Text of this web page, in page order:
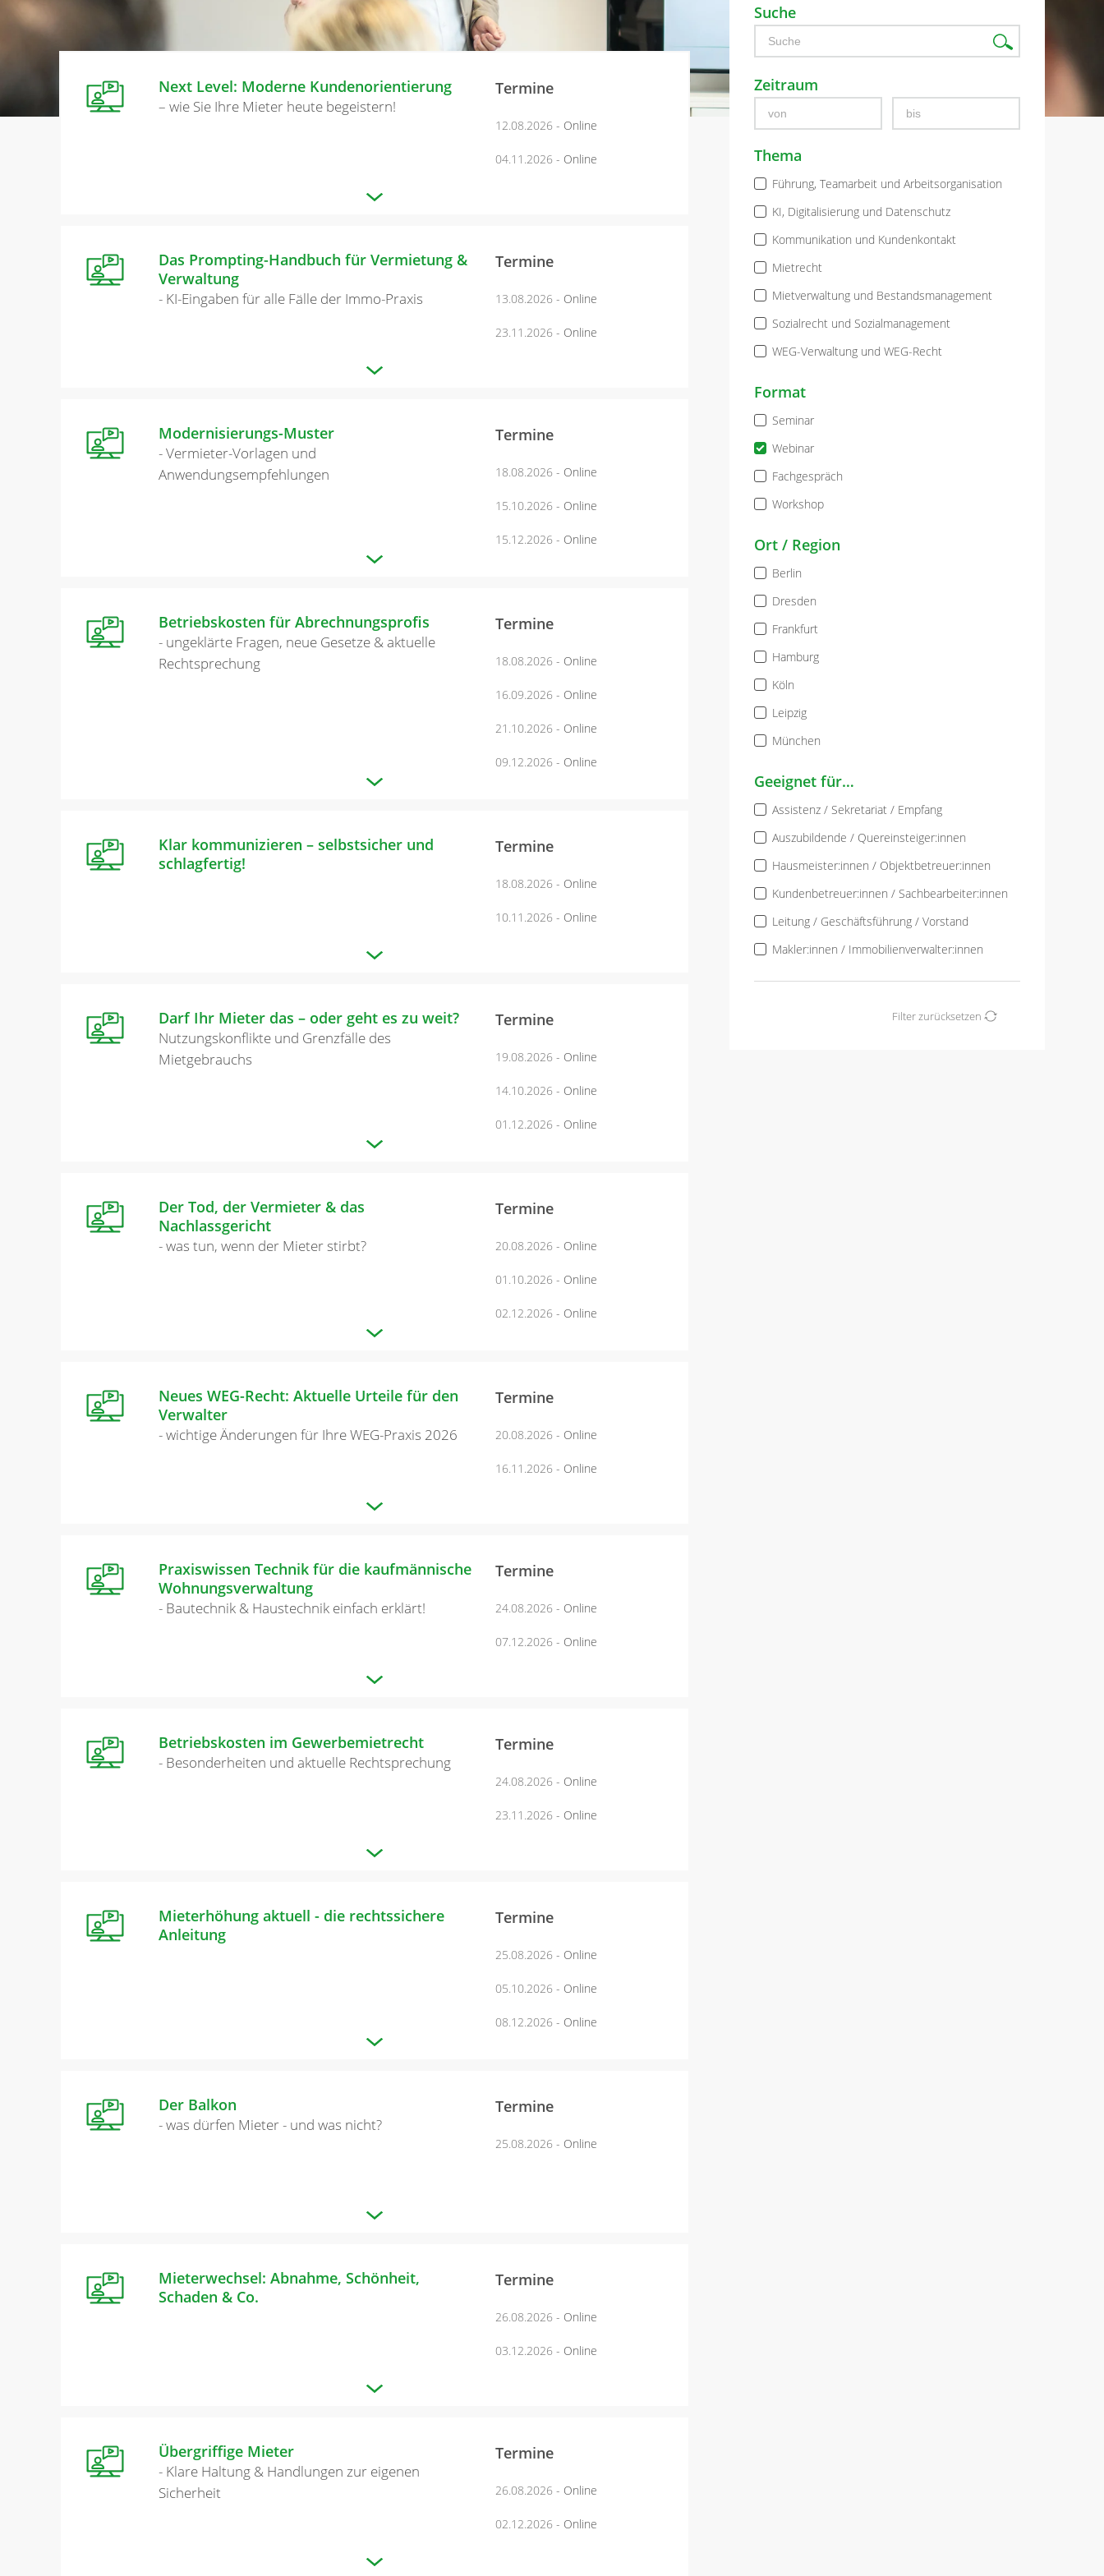
Next Level: Moderne Kundenorientierung
– wie Sie Ihre Mieter heute begeistern!
Termine
12.08.2026- Online
04.11.2026- Online
Das Prompting-Handbuch für Vermietung &
Verwaltung
- KI-Eingaben für alle Fälle der Immo-Praxis
Termine
13.08.2026- Online
23.11.2026- Online
Modernisierungs-Muster
- Vermieter-Vorlagen und
Anwendungsempfehlungen
Termine
18.08.2026- Online
15.10.2026- Online
15.12.2026- Online
Betriebskosten für Abrechnungsprofis
- ungeklärte Fragen, neue Gesetze & aktuelle
Rechtsprechung
Termine
18.08.2026- Online
16.09.2026- Online
21.10.2026- Online
09.12.2026- Online
Klar kommunizieren – selbstsicher und
schlagfertig!
Termine
18.08.2026- Online
10.11.2026- Online
Darf Ihr Mieter das – oder geht es zu weit?
Nutzungskonflikte und Grenzfälle des
Mietgebrauchs
Termine
19.08.2026- Online
14.10.2026- Online
01.12.2026- Online
Der Tod, der Vermieter & das
Nachlassgericht
- was tun, wenn der Mieter stirbt?
Termine
20.08.2026- Online
01.10.2026- Online
02.12.2026- Online
Neues WEG-Recht: Aktuelle Urteile für den
Verwalter
- wichtige Änderungen für Ihre WEG-Praxis 2026
Termine
20.08.2026- Online
16.11.2026- Online
Praxiswissen Technik für die kaufmännische
Wohnungsverwaltung
- Bautechnik & Haustechnik einfach erklärt!
Termine
24.08.2026- Online
07.12.2026- Online
Betriebskosten im Gewerbemietrecht
- Besonderheiten und aktuelle Rechtsprechung
Termine
24.08.2026- Online
23.11.2026- Online
Mieterhöhung aktuell - die rechtssichere
Anleitung
Termine
25.08.2026- Online
05.10.2026- Online
08.12.2026- Online
Der Balkon
- was dürfen Mieter - und was nicht?
Termine
25.08.2026- Online
Mieterwechsel: Abnahme, Schönheit,
Schaden & Co.
Termine
26.08.2026- Online
03.12.2026- Online
Übergriffige Mieter
- Klare Haltung & Handlungen zur eigenen
Sicherheit
Termine
26.08.2026- Online
02.12.2026- Online
Suche
Zeitraum
Thema
Führung, Teamarbeit und Arbeitsorganisation
KI, Digitalisierung und Datenschutz
Kommunikation und Kundenkontakt
Mietrecht
Mietverwaltung und Bestandsmanagement
Sozialrecht und Sozialmanagement
WEG-Verwaltung und WEG-Recht
Format
Seminar
Webinar
Fachgespräch
Workshop
Ort / Region
Berlin
Dresden
Frankfurt
Hamburg
Köln
Leipzig
München
Geeignet für…
Assistenz / Sekretariat / Empfang
Auszubildende / Quereinsteiger:innen
Hausmeister:innen / Objektbetreuer:innen
Kundenbetreuer:innen / Sachbearbeiter:innen
Leitung / Geschäftsführung / Vorstand
Makler:innen / Immobilienverwalter:innen
Filter zurücksetzen